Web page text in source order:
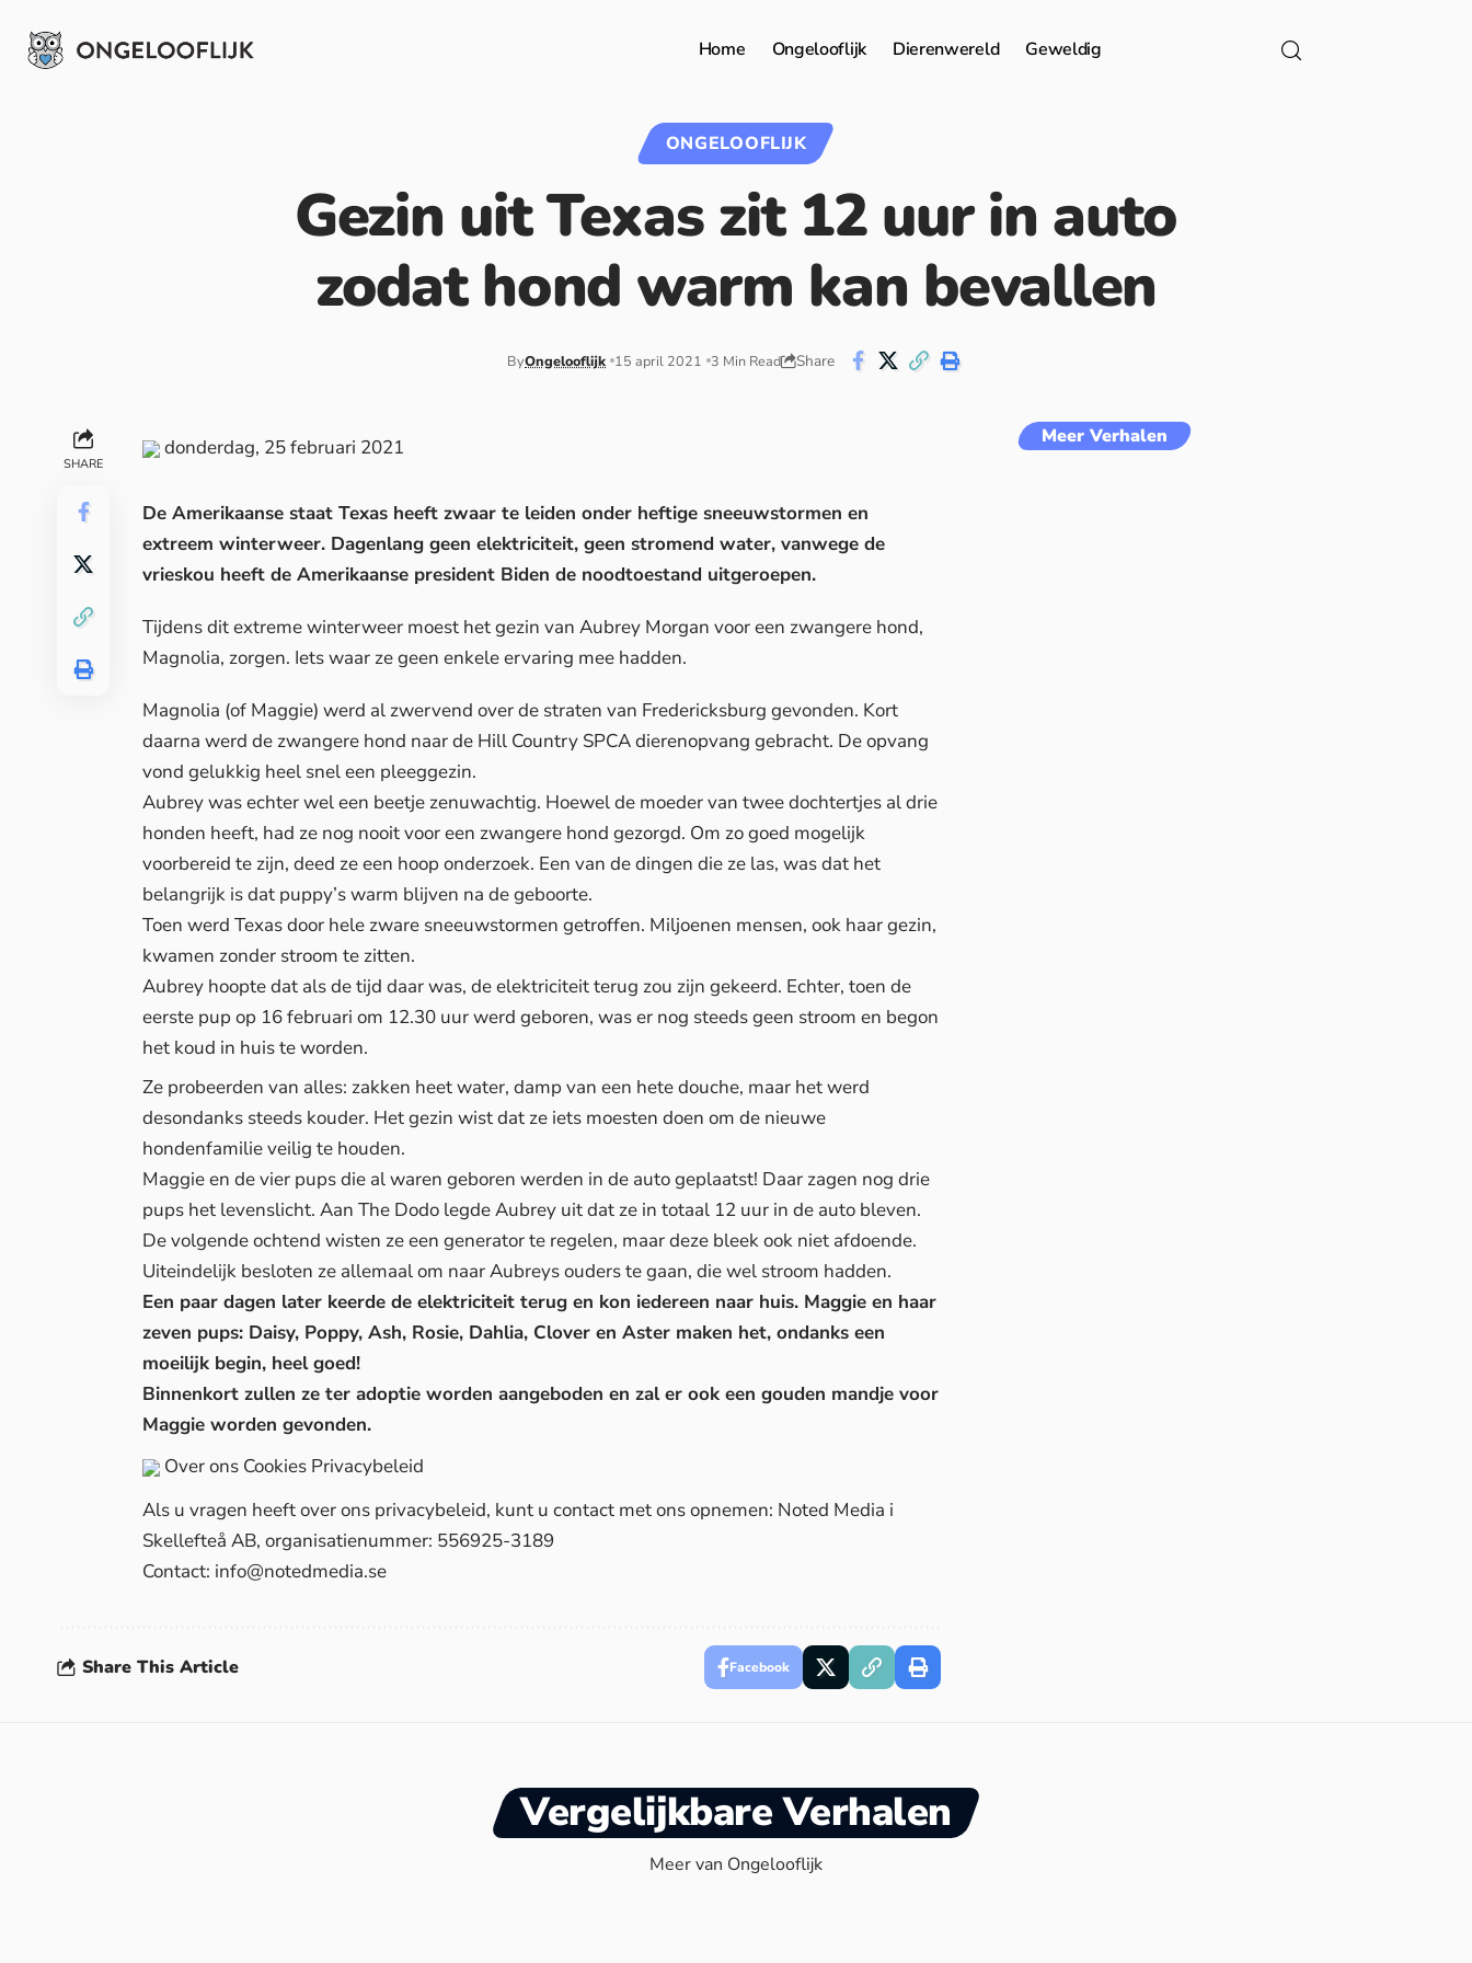
Home Ongelooflijk Dierenwereld Geweldig
ONGELOOFLIJK
Gezin uit Texas zit 12 uur in auto
zodat hond warm kan bevallen
ByOngelooflijk 15 april 2021 3 Min Read Share
SHARE
donderdag, 25 februari 2021
De Amerikaanse staat Texas heeft zwaar te leiden onder heftige sneeuwstormen en
extreem winterweer. Dagenlang geen elektriciteit, geen stromend water, vanwege de
vrieskou heeft de Amerikaanse president Biden de noodtoestand uitgeroepen.
Tijdens ditextreme winterweer moest het gezin van Aubrey Morgan voor een zwangere hond,
Magnolia, zorgen. Iets waar ze geen enkele ervaring mee hadden.
Magnolia (of Maggie) werd al zwervend over de straten van Fredericksburg gevonden. Kort
daarna werd de zwangere hond naar de Hill Country SPCA dierenopvang gebracht. De opvang
vond gelukkig heel snel een pleeggezin.
Aubrey was echter wel een beetje zenuwachtig. Hoewel de moeder van twee dochtertjes al drie
honden heeft, had ze nog nooit voor een zwangere hond gezorgd. Om zo goed mogelijk
voorbereid te zijn, deed ze een hoop onderzoek. Een van de dingen die ze las, was dat het
belangrijk is dat puppy’s warm blijven na de geboorte.
Toen werd Texas door hele zware sneeuwstormen getroffen. Miljoenen mensen, ook haar gezin,
kwamen zonder stroom te zitten.
Aubrey hoopte dat als de tijd daar was, de elektriciteit terug zou zijn gekeerd. Echter, toen de
eerste pup op 16 februari om 12.30 uur werd geboren, was er nog steeds geen stroom en begon
het koud in huis te worden.
Ze probeerden van alles: zakken heet water, damp van een hete douche, maar het werd
desondanks steeds kouder. Het gezin wist dat ze iets moesten doen om de nieuwe
hondenfamilie veilig te houden.
Maggie en de vier pups die al waren geboren werden in de auto geplaatst! Daar zagen nog drie
pups het levenslicht. Aan The Dodo legde Aubrey uit dat ze in totaal 12 uur in de auto bleven.
De volgende ochtend wisten ze een generator te regelen, maar deze bleek ook niet afdoende.
Uiteindelijk besloten ze allemaal om naar Aubreys ouders te gaan, die wel stroom hadden.
Een paar dagen later keerde de elektriciteit terug en kon iedereen naar huis. Maggie en haar
zeven pups: Daisy, Poppy, Ash, Rosie, Dahlia, Clover en Aster maken het, ondanks een
moeilijk begin, heel goed!
Binnenkort zullen ze ter adoptie worden aangeboden en zal er ook een gouden mandje voor
Maggie worden gevonden.
Over ons Cookies Privacybeleid
Als u vragen heeft over ons privacybeleid, kunt u contact met ons opnemen: Noted Media i
Skellefteå AB, organisatienummer: 556925-3189
Contact: info@notedmedia.se
Share This Article Facebook
Meer Verhalen
Vergelijkbare Verhalen
Meer van Ongelooflijk